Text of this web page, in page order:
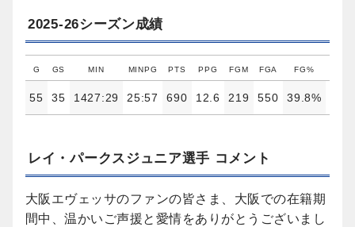
2025-26シーズン成績
G GS MIN MINPG PTS PPG FGM FGA FG%
55 35 1427:29 25:57 690 12.6 219 550 39.8%
レイ・パークスジュニア選手 コメント
大阪エヴェッサのファンの皆さま、大阪での在籍期
間中、温かいご声援と愛情をありがとうございまし